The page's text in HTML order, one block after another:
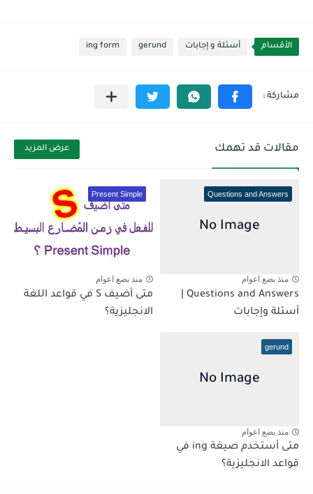
الأقسام أسئلة و إجابات gerund
ing form
مقالات قد تهمك عرض المزيد
Questions and Answers
منذ بضع اعوام
أسئلة وإجابات
Present Simple
منذ بضع اعوام
متى أضيف S في قواعد اللغة
الانجليزية؟
gerund
منذ بضع اعوام
متى أستخدم صيغة ing في
قواعد الانجليزية؟